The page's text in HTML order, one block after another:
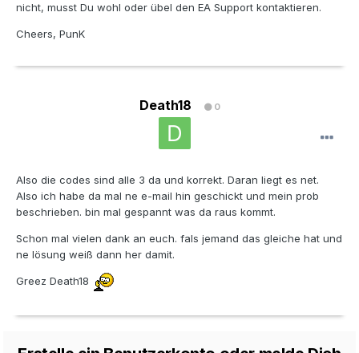
nicht, musst Du wohl oder übel den EA Support kontaktieren.
Cheers, PunK
Death18 0
Also die codes sind alle 3 da und korrekt. Daran liegt es net.
Also ich habe da mal ne e-mail hin geschickt und mein prob
beschrieben. bin mal gespannt was da raus kommt.
Schon mal vielen dank an euch. fals jemand das gleiche hat und
ne lösung weiß dann her damit.
Greez Death18